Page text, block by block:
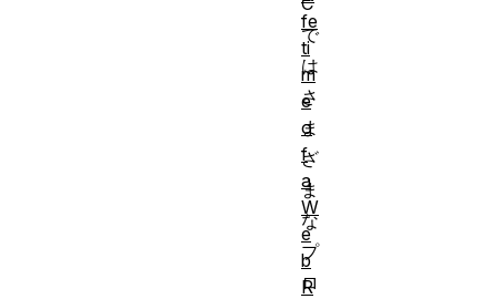
で
は
さ
ま
ざ
ま
な
プ
ロ
fe
ti
m
e
o
f
a
W
e
b
R